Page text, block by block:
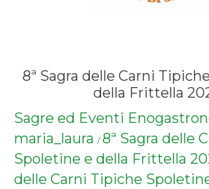
8ª Sagra delle Carni
della Frittella
Sagre ed Eventi
maria_laura / 8ª Sagra delle
Spoletine e della Frittella
delle Carni Tipiche